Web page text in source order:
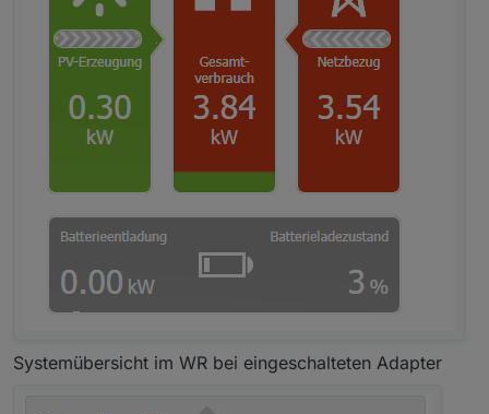
Systemübersicht im WR bei eingeschalteten Adapter